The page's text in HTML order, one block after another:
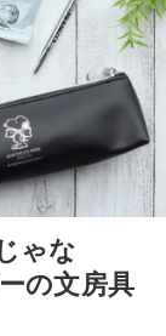
ゃな
の文房具